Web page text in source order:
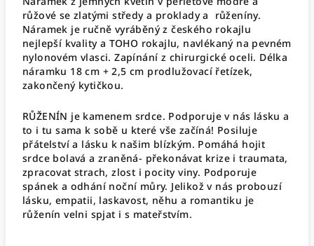
růžové se zlatými středy a proklady a růženíny.
Náramek je ručně vyráběný z českého rokajlu
nejlepší kvality a TOHO rokajlu, navlékaný na pevném
nylonovém vlasci. Zapínání z chirurgické oceli. Délka
náramku 18 cm + 2,5 cm prodlužovací řetízek,
zakončený kytičkou.
RŮŽENÍN je kamenem srdce. Podporuje v nás lásku a
to i tu sama k sobě u které vše začíná! Posiluje
přátelství a lásku k našim blízkým. Pomáhá hojit
srdce bolavá a zraněná- překonávat krize i traumata,
zpracovat strach, zlost i pocity viny. Podporuje
spánek a odhání noční můry. Jelikož v nás probouzí
lásku, empatii, laskavost, něhu a romantiku je
růženín velni spjat i s mateřstvím.